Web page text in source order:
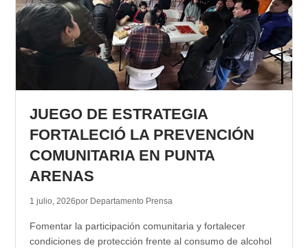
JUEGO DE ESTRATEGIA
FORTALECIÓ LA PREVENCIÓN
COMUNITARIA EN PUNTA
ARENAS
1 julio, 2026por Departamento Prensa
Fomentar la participación comunitaria y fortalecer
condiciones de protección frente al consumo de alcohol